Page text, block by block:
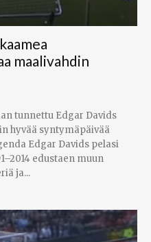
maalivahdin
tunnettu Edgar Davids
hyvää syntymäpäivää
Edgar Davids pelasi
edustaen muun
ja...